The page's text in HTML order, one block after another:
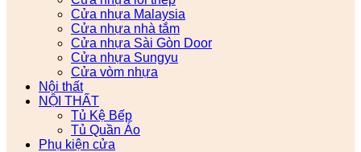
Cửa nhựa Malaysia
Cửa nhựa nhà tắm
Cửa nhựa Sài Gòn Door
Cửa nhựa Sungyu
Cửa vòm nhựa
Nội thất
NỘI THẤT
Tủ Kệ Bếp
Tủ Quần Áo
Phụ kiện cửa